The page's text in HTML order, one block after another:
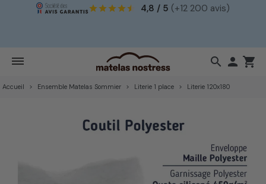
4,8 / 5 (+12 200 avis)
search  shopping_cart
Accueil Ensemble Matelas Sommier Literie 1 place Literie 120x180